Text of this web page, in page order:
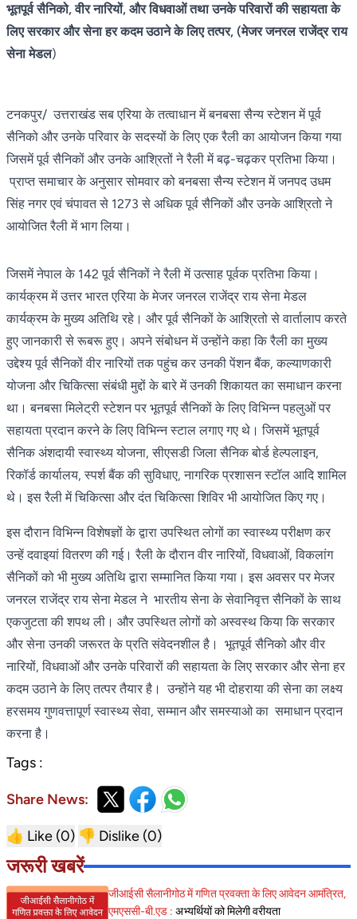
भूतपूर्व सैनिको, वीर नारियों, और विधवाओं तथा उनके परिवारों की सहायता के
लिए सरकार और सेना हर कदम उठाने के लिए तत्पर, (मेजर जनरल राजेंद्र राय
सेना मेडल)
टनकपुर/ उत्तराखंड सब एरिया के तत्वाधान में बनबसा सैन्य स्टेशन में पूर्व
सैनिको और उनके परिवार के सदस्यों के लिए एक रैली का आयोजन किया गया
जिसमें पूर्व सैनिकों और उनके आश्रितों ने रैली में बढ़-चढ़कर प्रतिभा किया।
प्राप्त समाचार के अनुसार सोमवार को बनबसा सैन्य स्टेशन में जनपद उधम
सिंह नगर एवं चंपावत से 1273 से अधिक पूर्व सैनिकों और उनके आश्रितो ने
आयोजित रैली में भाग लिया।
जिसमें नेपाल के 142 पूर्व सैनिकों ने रैली में उत्साह पूर्वक प्रतिभा किया।
कार्यक्रम में उत्तर भारत एरिया के मेजर जनरल राजेंद्र राय सेना मेडल
कार्यक्रम के मुख्य अतिथि रहे। और पूर्व सैनिकों के आश्रितो से वार्तालाप करते
हुए जानकारी से रूबरू हुए। अपने संबोधन में उन्होंने कहा कि रैली का मुख्य
उद्देश्य पूर्व सैनिकों वीर नारियों तक पहुंच कर उनकी पेंशन बैंक, कल्याणकारी
योजना और चिकित्सा संबंधी मुद्दों के बारे में उनकी शिकायत का समाधान करना
था। बनबसा मिलेट्री स्टेशन पर भूतपूर्व सैनिकों के लिए विभिन्न पहलुओं पर
सहायता प्रदान करने के लिए विभिन्न स्टाल लगाए गए थे। जिसमें भूतपूर्व
सैनिक अंशदायी स्वास्थ्य योजना, सीएसडी जिला सैनिक बोर्ड हेल्पलाइन,
रिकॉर्ड कार्यालय, स्पर्श बैंक की सुविधाए, नागरिक प्रशासन स्टॉल आदि शामिल
थे। इस रैली में चिकित्सा और दंत चिकित्सा शिविर भी आयोजित किए गए।
इस दौरान विभिन्न विशेषज्ञों के द्वारा उपस्थित लोगों का स्वास्थ्य परीक्षण कर
उन्हें दवाइयां वितरण की गई। रैली के दौरान वीर नारियों, विधवाओं, विकलांग
सैनिकों को भी मुख्य अतिथि द्वारा सम्मानित किया गया। इस अवसर पर मेजर
जनरल राजेंद्र राय सेना मेडल ने भारतीय सेना के सेवानिवृत्त सैनिकों के साथ
एकजुटता की शपथ ली। और उपस्थित लोगों को अस्वस्थ किया कि सरकार
और सेना उनकी जरूरत के प्रति संवेदनशील है। भूतपूर्व सैनिको और वीर
नारियों, विधवाओं और उनके परिवारों की सहायता के लिए सरकार और सेना हर
कदम उठाने के लिए तत्पर तैयार है। उन्होंने यह भी दोहराया की सेना का लक्ष्य
हरसमय गुणवत्तापूर्ण स्वास्थ्य सेवा, सम्मान और समस्याओ का समाधान प्रदान
करना है।
Tags :
Share News:
👍 Like (0) 👎 Dislike (0)
जरूरी खबरें
जीआईसी सैलानीगोठ में गणित प्रवक्ता के लिए आवेदन आमंत्रित,
एमएससी-बी.एड : अभ्यर्थियों को मिलेगी वरीयता